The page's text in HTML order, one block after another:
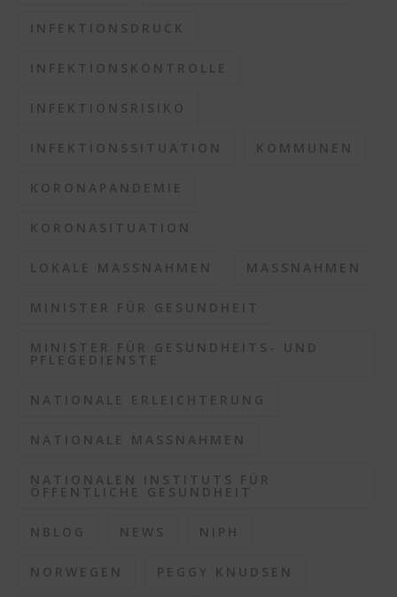
INFEKTIONSDRUCK
INFEKTIONSKONTROLLE
INFEKTIONSRISIKO
INFEKTIONSSITUATION KOMMUNEN
KORONAPANDEMIE
KORONASITUATION
LOKALE MASSNAHMEN MASSNAHMEN
MINISTER FÜR GESUNDHEIT
MINISTER FÜR GESUNDHEITS- UND
PFLEGEDIENSTE
NATIONALE ERLEICHTERUNG
NATIONALE MASSNAHMEN
NATIONALEN INSTITUTS FÜR
ÖFFENTLICHE GESUNDHEIT
NBLOG NEWS NIPH
NORWEGEN PEGGY KNUDSEN